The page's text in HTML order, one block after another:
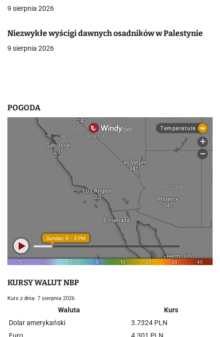
p
s
9 sierpnia 2026
Niezwykłe wyścigi dawnych osadników w Palestynie
9 sierpnia 2026
POGODA
KURSY WALUT NBP
Kurs z dnia: 7 sierpnia 2026
Waluta
Kurs
Dolar amerykański
3.7324 PLN